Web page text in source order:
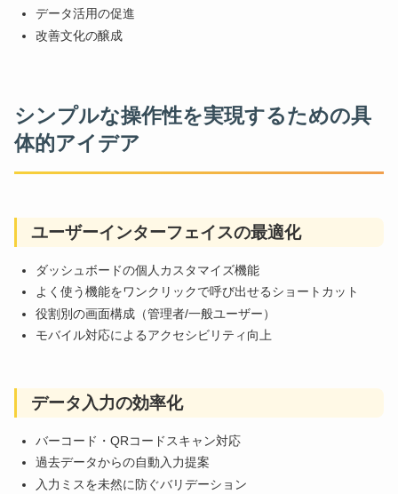
データ活用の促進
改善文化の醸成
シンプルな操作性を実現するための具
体的アイデア
ユーザーインターフェイスの最適化
ダッシュボードの個人カスタマイズ機能
よく使う機能をワンクリックで呼び出せるショートカット
役割別の画面構成（管理者/一般ユーザー）
モバイル対応によるアクセシビリティ向上
データ入力の効率化
バーコード・QRコードスキャン対応
過去データからの自動入力提案
入力ミスを未然に防ぐバリデーション